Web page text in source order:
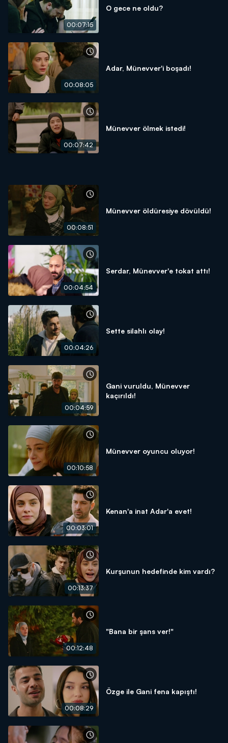
00:07:15
O gece ne oldu?
00:08:05
Adar, Münevver'i boşadı!
00:07:42
Münevver ölmek istedi!
00:08:51
Münevver öldüresiye dövüldü!
00:04:54
Serdar, Münevver'e tokat attı!
00:04:26
Sette silahlı olay!
00:04:59
Gani vuruldu, Münevver
kaçırıldı!
00:10:58
Münevver oyuncu oluyor!
00:03:01
Kenan'a inat Adar'a evet!
00:13:37
Kurşunun hedefinde kim vardı?
00:12:48
"Bana bir şans ver!"
00:08:29
Özge ile Gani fena kapıştı!